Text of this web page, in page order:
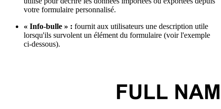
votre formulaire personnalisé.
« Info-bulle » : fournit aux utilisateurs une description utile
lorsqu'ils survolent un élément du formulaire (voir l'exemple
ci-dessous).